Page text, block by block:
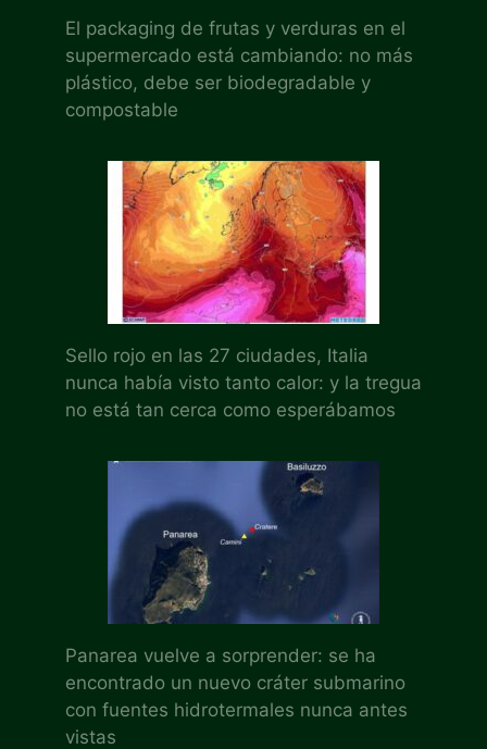
El packaging de frutas y verduras en el
supermercado está cambiando: no más
plástico, debe ser biodegradable y
compostable
Sello rojo en las 27 ciudades, Italia
nunca había visto tanto calor: y la tregua
no está tan cerca como esperábamos
Panarea vuelve a sorprender: se ha
encontrado un nuevo cráter submarino
con fuentes hidrotermales nunca antes
vistas